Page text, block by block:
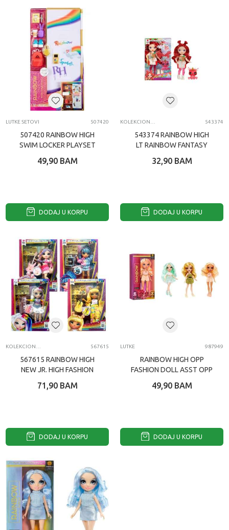
LUTKE SETOVI 507420
507420 RAINBOW HIGH
SWIM LOCKER PLAYSET
49,90 BAM
DODAJ U KORPU
543374
543374 RAINBOW HIGH
LT RAINBOW FANTASY
32,90 BAM
DODAJ U KORPU
567615
567615 RAINBOW HIGH
NEW JR. HIGH FASHION
71,90 BAM
DODAJ U KORPU
LUTKE 987949
RAINBOW HIGH OPP
FASHION DOLL ASST OPP
49,90 BAM
DODAJ U KORPU